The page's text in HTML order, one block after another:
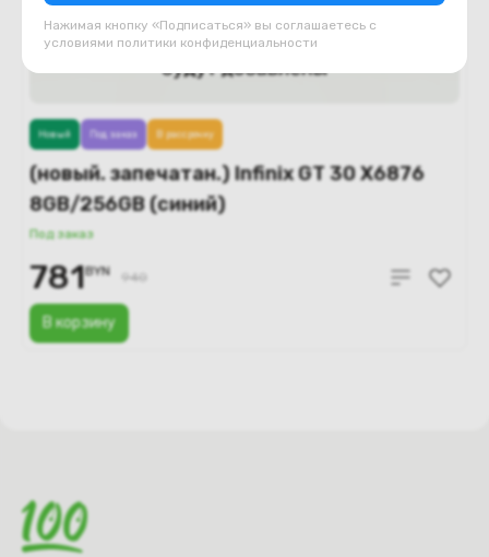
Нажимая кнопку «Подписаться» вы соглашаетесь с
условиями политики конфиденциальности
(новый. запечатан.) Infinix GT 30 X6876
8GB/256GB (синий)
Под заказ
В корзину
Новый Под заказ В рассрочку
781BYN 940